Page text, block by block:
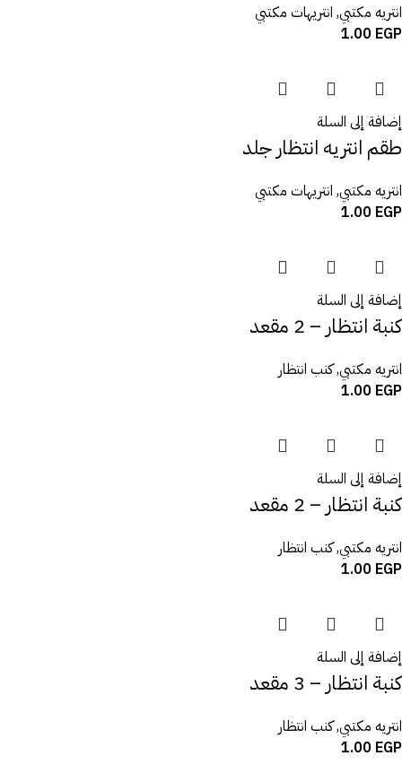
انتريه مكتبي, انتريهات مكتبي
1.00 EGP
إضافة إلى السلة
طقم انتريه انتظار جلد
انتريه مكتبي, انتريهات مكتبي
1.00 EGP
إضافة إلى السلة
كنبة انتظار – 2 مقعد
انتريه مكتبي,كنب انتظار
1.00 EGP
إضافة إلى السلة
كنبة انتظار – 2 مقعد
انتريه مكتبي,كنب انتظار
1.00 EGP
إضافة إلى السلة
كنبة انتظار – 3 مقعد
انتريه مكتبي,كنب انتظار
1.00 EGP